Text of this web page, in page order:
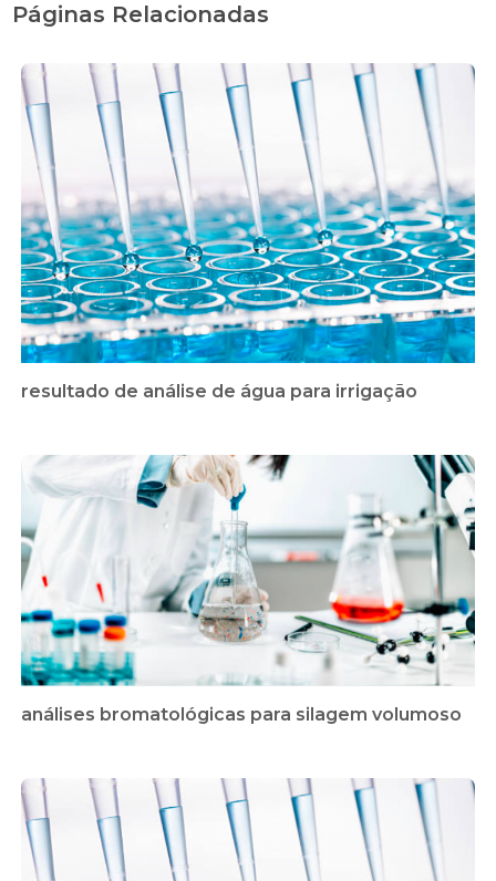
Páginas Relacionadas
resultado de análise de água para irrigação
análises bromatológicas para silagem volumoso